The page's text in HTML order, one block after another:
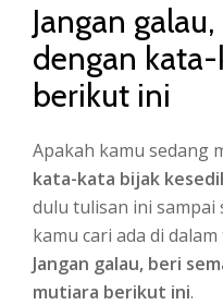
Jangan
dengan
berikut ini
Apakah kamu sedang
kata-kata bijak
dulu tulisan ini sampai
kamu cari ada di
Jangan galau, beri
mutiara berikut ini.